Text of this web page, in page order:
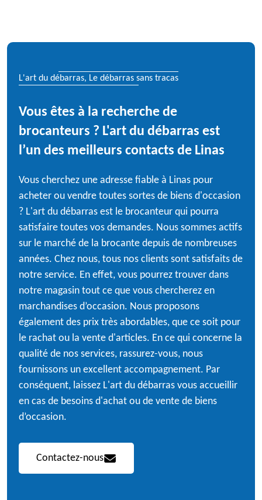
L'art du débarras, Le débarras sans tracas
Vous êtes à la recherche de
brocanteurs ? L'art du débarras est
l’un des meilleurs contacts de Linas
Vous cherchez une adresse fiable à Linas pour
acheter ou vendre toutes sortes de biens d'occasion
? L'art du débarras est le brocanteur qui pourra
satisfaire toutes vos demandes. Nous sommes actifs
sur le marché de la brocante depuis de nombreuses
années. Chez nous, tous nos clients sont satisfaits de
notre service. En effet, vous pourrez trouver dans
notre magasin tout ce que vous chercherez en
marchandises d’occasion. Nous proposons
également des prix très abordables, que ce soit pour
le rachat ou la vente d'articles. En ce qui concerne la
qualité de nos services, rassurez-vous, nous
fournissons un excellent accompagnement. Par
conséquent, laissez L'art du débarras vous accueillir
en cas de besoins d'achat ou de vente de biens
d’occasion.
Contactez-nous